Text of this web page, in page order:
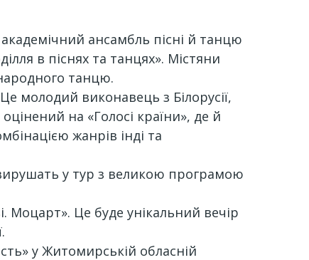
ансамбль пісні й танцю
в піснях та танцях». Містяни
танцю.
молодий виконавець з Білорусії,
на «Голосі країни», де й
жанрів інді та
у тур з великою програмою
Моцарт». Це буде унікальний вечір
у Житомирській обласній